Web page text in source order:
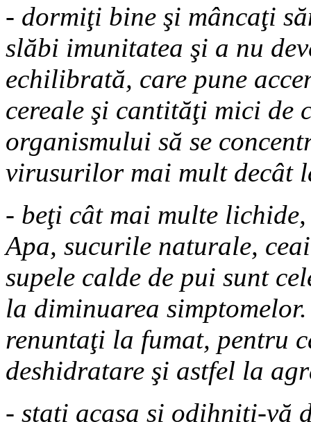
- dormiţi bine şi mâncaţi
slăbi imunitatea şi a nu
echilibrată, care pune
cereale şi cantităţi mici de
organismului să se
virusurilor mai mult decât
- beţi cât mai multe
Apa, sucurile naturale,
supele calde de pui sunt
la diminuarea
renuntaţi la fumat, pentru
deshidratare şi astfel la
- staţi acasa şi odihniţi-vă